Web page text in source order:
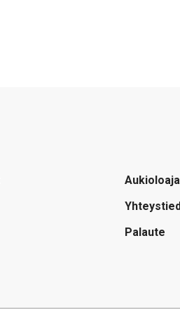
Palaute